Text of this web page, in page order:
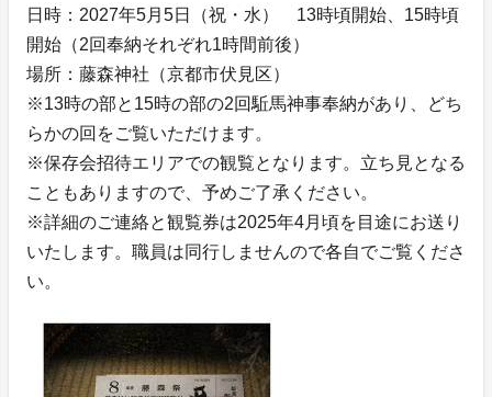
日時：2027年5月5日（祝・水） 13時頃開始、15時頃
開始（2回奉納それぞれ1時間前後）
場所：藤森神社（京都市伏見区）
※13時の部と15時の部の2回駈馬神事奉納があり、どち
らかの回をご覧いただけます。
※保存会招待エリアでの観覧となります。立ち見となる
こともありますので、予めご了承ください。
※詳細のご連絡と観覧券は2025年4月頃を目途にお送り
いたします。職員は同行しませんので各自でご覧くださ
い。